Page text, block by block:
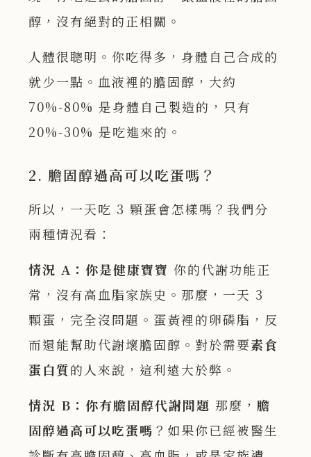
醇，沒有絕對的正相關。
人體很聰明。你吃得多，身體自己合成的
就少一點。血液裡的膽固醇，大約
70%-80% 是身體自己製造的，只有
20%-30% 是吃進來的。
2. 膽固醇過高可以吃蛋嗎？
所以，一天吃 3 顆蛋會怎樣嗎？我們分
兩種情況看：
情況 A ：你是健康寶寶 你的代謝功能正
常，沒有高血脂家族史。那麼，一天 3
顆蛋，完全沒問題。蛋黃裡的卵磷脂，反
而還能幫助代謝壞膽固醇。對於需要素食
蛋白質的人來說，這利遠大於弊。
情況 B ：你有膽固醇代謝問題 那麼， 膽
固醇過高可以吃蛋嗎 ？如果你已經被醫生